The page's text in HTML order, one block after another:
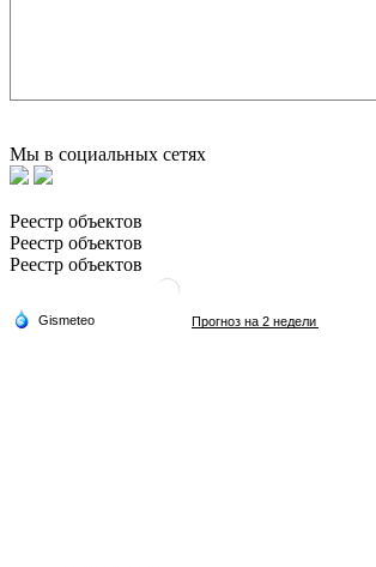
Мы в социальных сетях
Реестр объектов
Реестр объектов
Реестр объектов